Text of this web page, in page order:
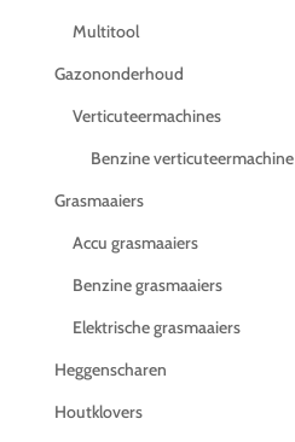
Multitool
Gazononderhoud
Verticuteermachines
Benzine verticuteermachine
Grasmaaiers
Accu grasmaaiers
Benzine grasmaaiers
Elektrische grasmaaiers
Heggenscharen
Houtklovers